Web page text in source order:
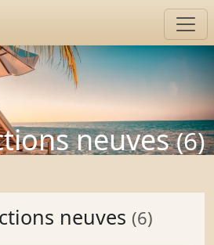
neuves(6)
neuves (6)